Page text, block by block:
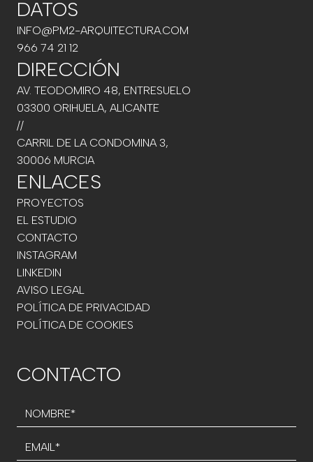
DATOS
INFO@PM2-ARQUITECTURA.COM
966 74 21 12
DIRECCIÓN
AV. TEODOMIRO 48, ENTRESUELO
03300 ORIHUELA, ALICANTE
//
CARRIL DE LA CONDOMINA 3,
30006 MURCIA
ENLACES
PROYECTOS
EL ESTUDIO
CONTACTO
INSTAGRAM
LINKEDIN
AVISO LEGAL
POLÍTICA DE PRIVACIDAD
POLÍTICA DE COOKIES
CONTACTO